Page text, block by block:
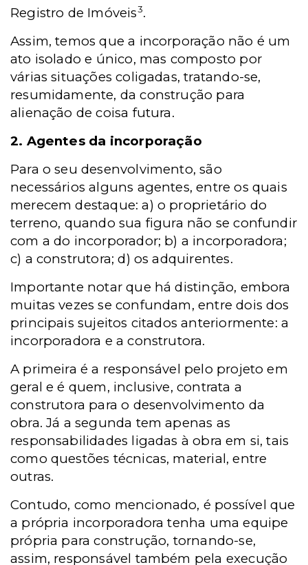
Registro de Imóveis3.
Assim, temos que a incorporação não é um
ato isolado e único, mas composto por
várias situações coligadas, tratando-se,
resumidamente, da construção para
alienação de coisa futura.
2. Agentes da incorporação
Para o seu desenvolvimento, são
necessários alguns agentes, entre os quais
merecem destaque: a) o proprietário do
terreno, quando sua figura não se confundir
com a do incorporador; b) a incorporadora;
c) a construtora; d) os adquirentes.
Importante notar que há distinção, embora
muitas vezes se confundam, entre dois dos
principais sujeitos citados anteriormente: a
incorporadora e a construtora.
A primeira é a responsável pelo projeto em
geral e é quem, inclusive, contrata a
construtora para o desenvolvimento da
obra. Já a segunda tem apenas as
responsabilidades ligadas à obra em si, tais
como questões técnicas, material, entre
outras.
Contudo, como mencionado, é possível que
a própria incorporadora tenha uma equipe
própria para construção, tornando-se,
assim, responsável também pela execução